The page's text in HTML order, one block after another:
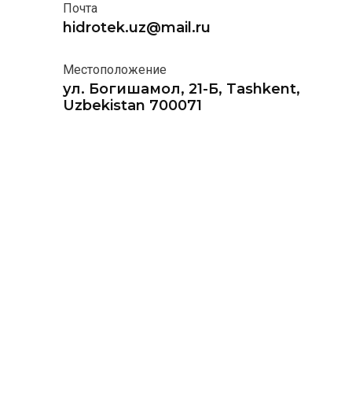
Почта
hidrotek.uz@mail.ru
Местоположение
ул. Богишамол, 21-Б, Tashkent,
Uzbekistan 700071